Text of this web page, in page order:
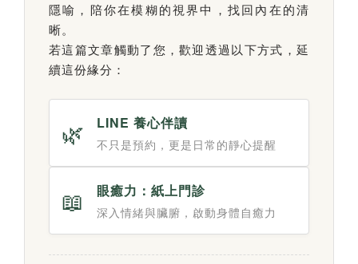
隱喻，陪你在模糊的視界中，找回內在的清
晰。
若這篇文章觸動了您，歡迎透過以下方式，延
續這份緣分：
🌿 LINE 養心伴讀
不只是預約，更是日常的靜心提醒
📖 眼癒力：紙上門診
深入情緒與臟腑，啟動身體自癒力